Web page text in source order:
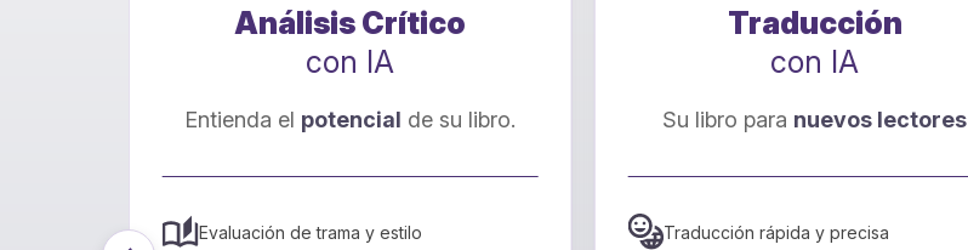
Análisis Crítico
con IA
Entienda el potencial de su libro.
Evaluación de trama y estilo
Traducción
con IA
Su libro para nuevos lectores
Traducción rápida y precisa